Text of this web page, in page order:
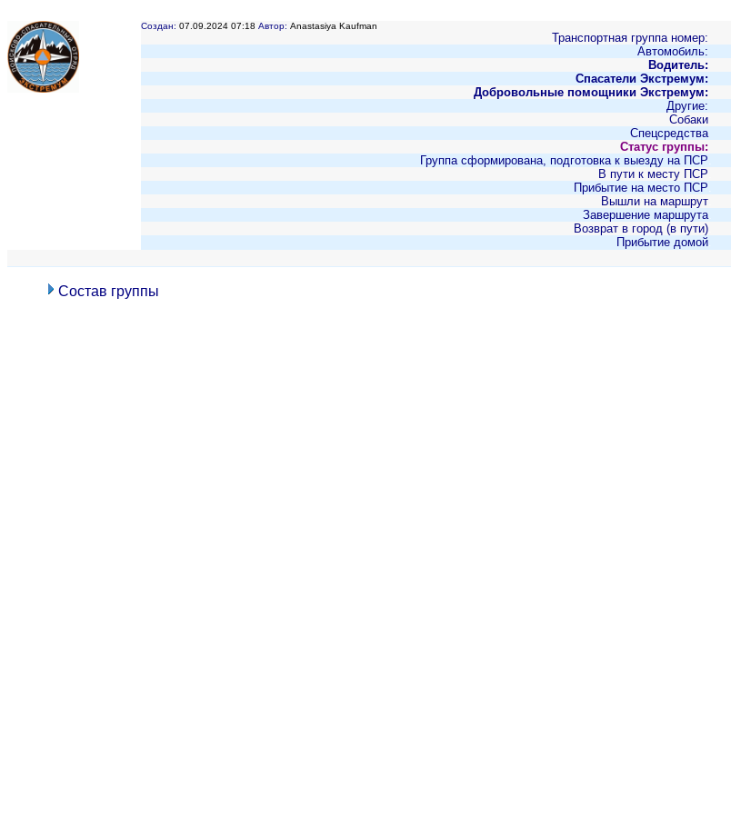
Создан: 07.09.2024 07:18 Автор: Anastasiya Kaufman
Транспортная группа номер:
Автомобиль:
Водитель:
Спасатели Экстремум:
Добровольные помощники Экстремум:
Другие:
Собаки
Спецсредства
Статус группы:
Группа сформирована, подготовка к выезду на ПСР.
В пути к месту ПСР
Прибытие на место ПСР.
Вышли на маршрут
Завершение маршрута.
Возврат в город (в пути)
Прибытие домой.
Состав группы